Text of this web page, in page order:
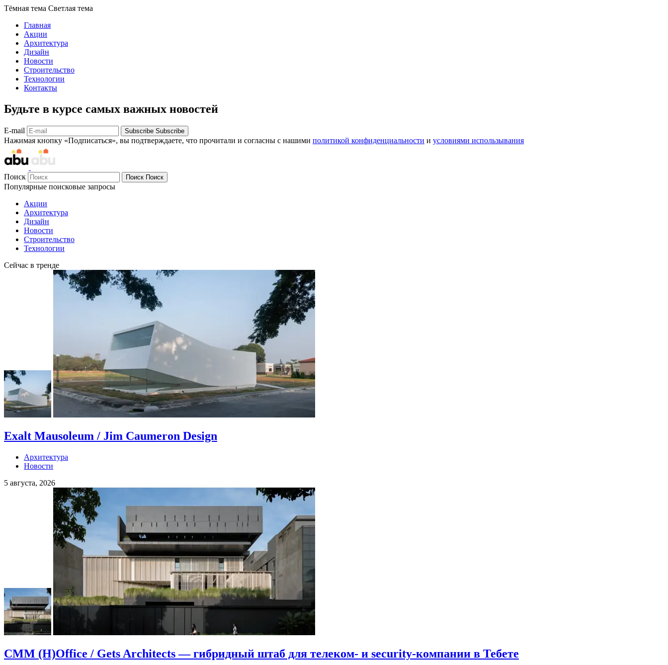
Тёмная тема Светлая тема
Главная
Акции
Архитектура
Дизайн
Новости
Строительство
Технологии
Контакты
Будьте в курсе самых важных новостей
E-mail Subscribe Subscribe
Нажимая кнопку «Подписаться», вы подтверждаете, что прочитали и согласны с нашими политикой конфиденциальности и условиями использывания
Поиск Поиск Поиск
Популярные поисковые запросы
Акции
Архитектура
Дизайн
Новости
Строительство
Технологии
Сейчас в тренде
Exalt Mausoleum / Jim Caumeron Design
Архитектура
Новости
5 августа, 2026
CMM (H)Office / Gets Architects — гибридный штаб для телеком- и security-компании в Тебете